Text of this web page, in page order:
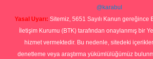
@karabul
Yasal Uyarı: Sitemiz, 5651 Sayılı Kanun gereğince
İletişim Kurumu (BTK) tarafından onaylanmış bir
hizmet vermektedir. Bu nedenle, sitedeki
denetleme veya araştırma yükümlülüğümüz